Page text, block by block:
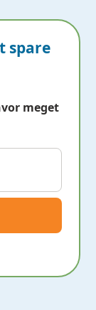
spare
meget